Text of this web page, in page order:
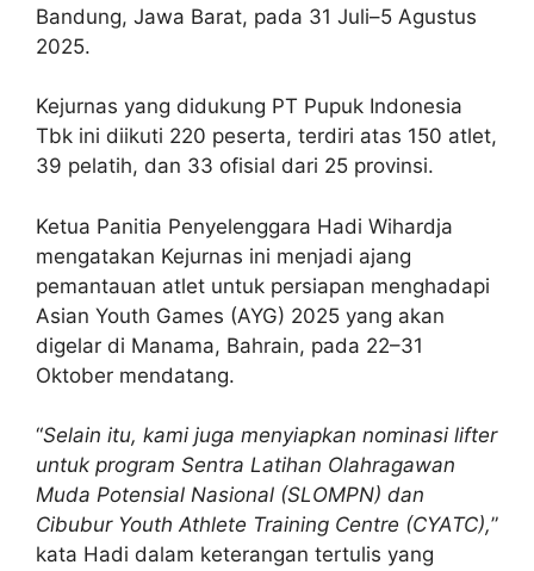
Bandung, Jawa Barat, pada 31 Juli–5 Agustus
2025.
Kejurnas yang didukung PT Pupuk Indonesia
Tbk ini diikuti 220 peserta, terdiri atas 150 atlet,
39 pelatih, dan 33 ofisial dari 25 provinsi.
Ketua Panitia Penyelenggara Hadi Wihardja
mengatakan Kejurnas ini menjadi ajang
pemantauan atlet untuk persiapan menghadapi
Asian Youth Games (AYG) 2025 yang akan
digelar di Manama, Bahrain, pada 22–31
Oktober mendatang.
“Selain itu, kami juga menyiapkan nominasi lifter
untuk program Sentra Latihan Olahragawan
Muda Potensial Nasional (SLOMPN) dan
Cibubur Youth Athlete Training Centre (CYATC),”
kata Hadi dalam keterangan tertulis yang